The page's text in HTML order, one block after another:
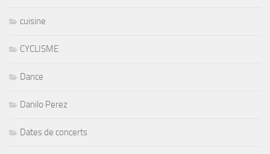
cuisine
CYCLISME
Dance
Danilo Perez
Dates de concerts